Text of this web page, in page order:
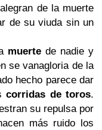
de la muerte
de su viuda sin un
muerte de nadie y
se vanagloria de la
hecho parece dar
corridas de toros.
su repulsa por
más ruido los